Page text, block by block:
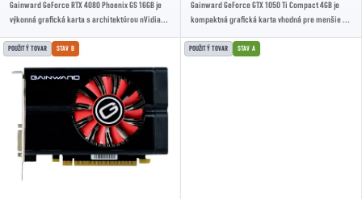
Gainward GeForce RTX 4080 Phoenix GS 16GB je
výkonná grafická karta s architektúrou nVidia
chladením...
Gainward GeForce GTX 1050 Ti Compact 4GB je
kompaktná grafická karta vhodná pre menšie PC
POUŽITÝ TOVAR STAV B POUŽITÝ TOVAR STAV A